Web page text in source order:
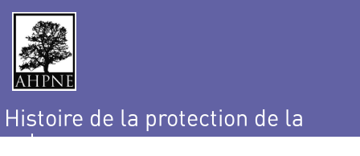
Histoire de la protection de la
nature